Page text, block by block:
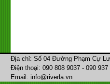
Địa chỉ: Số 04 Đường Phạm Cự
Điện thoại: 090 808 9037 - 090
Email: info@riverla.vn